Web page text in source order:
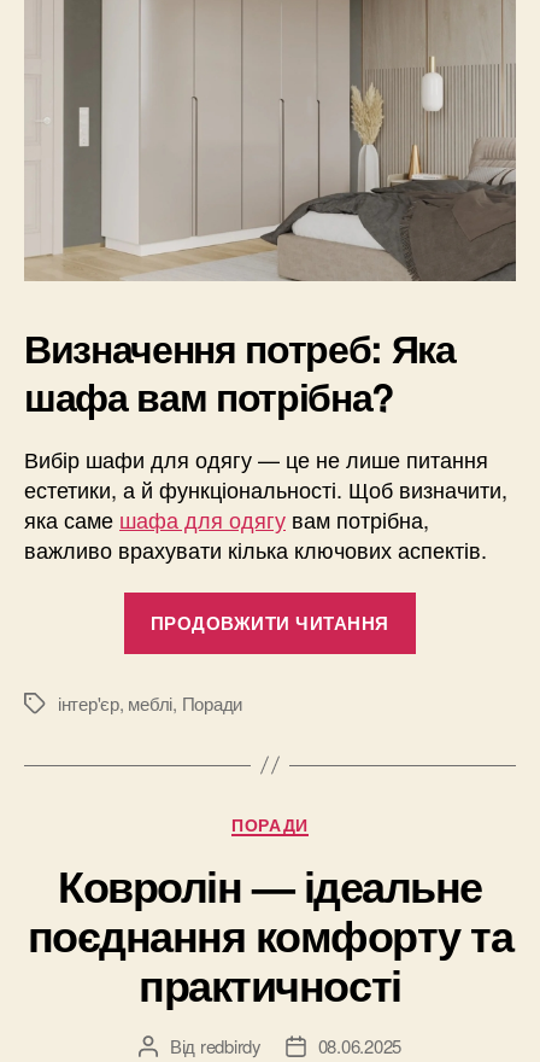
Визначення потреб: Яка
шафа вам потрібна?
Вибір шафи для одягу — це не лише питання
естетики, а й функціональності. Щоб визначити,
яка саме шафа для одягу вам потрібна,
важливо врахувати кілька ключових аспектів.
ПРОДОВЖИТИ ЧИТАННЯ
Позначки
інтер'єр, меблі, Поради
Категорії
ПОРАДИ
Ковролін — ідеальне
поєднання комфорту та
практичності
Автор
Від redbirdy
Дата08.06.2025